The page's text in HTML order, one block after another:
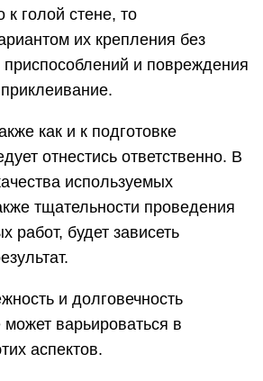
к голой стене, то
их крепления без
и повреждения
как и к подготовке
отнестись ответственно. В
используемых
тщательности проведения
работ, будет зависеть
и долговечность
варьироваться в
аспектов.